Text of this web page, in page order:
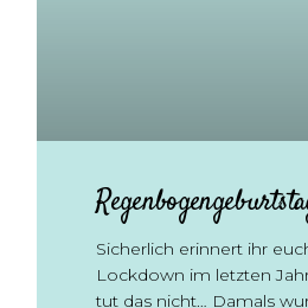
Sicherlich erinnert ihr
Lockdown im letzten
tut das nicht… Damals